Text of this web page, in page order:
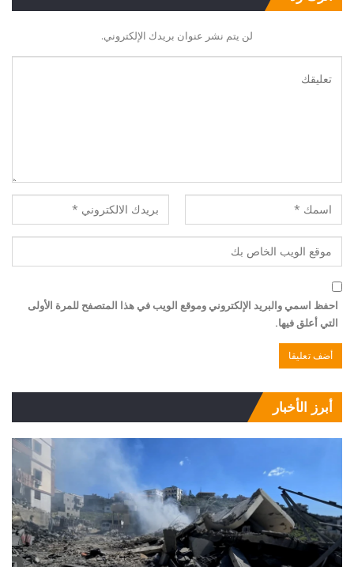
لن يتم نشر عنوان بريدك الإلكتروني.
احفظ اسمي والبريد الإلكتروني وموقع الويب في هذا المتصفح للمرة الأولى
التي أعلق فيها.
أبرز الأخبار